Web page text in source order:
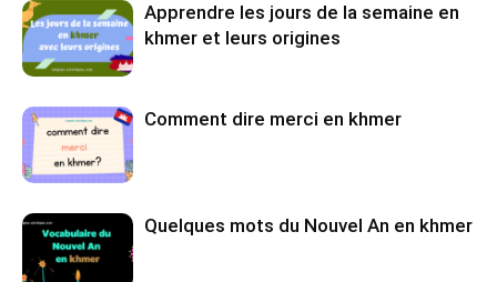
Apprendre les jours de la semaine en
khmer et leurs origines
Comment dire merci en khmer
Quelques mots du Nouvel An en khmer